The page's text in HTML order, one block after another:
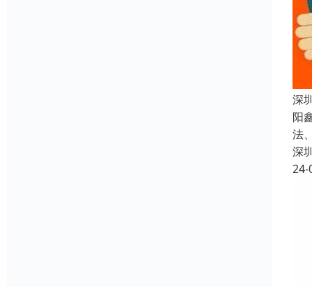
深
阳
法
深
24-